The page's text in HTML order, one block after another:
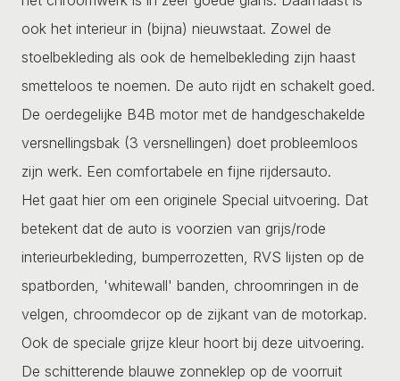
ook het interieur in (bijna) nieuwstaat. Zowel de
stoelbekleding als ook de hemelbekleding zijn haast
smetteloos te noemen. De auto rijdt en schakelt goed.
De oerdegelijke B4B motor met de handgeschakelde
versnellingsbak (3 versnellingen) doet probleemloos
zijn werk. Een comfortabele en fijne rijdersauto.
Het gaat hier om een originele Special uitvoering. Dat
betekent dat de auto is voorzien van grijs/rode
interieurbekleding, bumperrozetten, RVS lijsten op de
spatborden, 'whitewall' banden, chroomringen in de
velgen, chroomdecor op de zijkant van de motorkap.
Ook de speciale grijze kleur hoort bij deze uitvoering.
De schitterende blauwe zonneklep op de voorruit